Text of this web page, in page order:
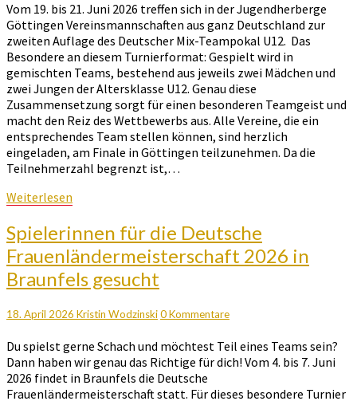
U12
Vom 19. bis 21. Juni 2026 treffen sich in der Jugendherberge
Göttingen Vereinsmannschaften aus ganz Deutschland zur
zweiten Auflage des Deutscher Mix-Teampokal U12. Das
Besondere an diesem Turnierformat: Gespielt wird in
gemischten Teams, bestehend aus jeweils zwei Mädchen und
zwei Jungen der Altersklasse U12. Genau diese
Zusammensetzung sorgt für einen besonderen Teamgeist und
macht den Reiz des Wettbewerbs aus. Alle Vereine, die ein
entsprechendes Team stellen können, sind herzlich
eingeladen, am Finale in Göttingen teilzunehmen. Da die
Teilnehmerzahl begrenzt ist,…
Weiterlesen
Spielerinnen
für
die
Deutsche
Frauenländermeisterschaft
2026
in
Braunfels
gesucht
Spielerinnen für die Deutsche
Frauenländermeisterschaft 2026 in
Braunfels gesucht
18. April 2026 Kristin WodzinskiKommentare
0 Kommentare
Du spielst gerne Schach und möchtest Teil eines Teams sein?
Dann haben wir genau das Richtige für dich! Vom 4. bis 7. Juni
2026 findet in Braunfels die Deutsche
Frauenländermeisterschaft statt. Für dieses besondere Turnier